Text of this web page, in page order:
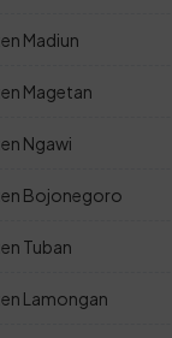
Madiun
Magetan
Ngawi
Bojonegoro
Tuban
Lamongan